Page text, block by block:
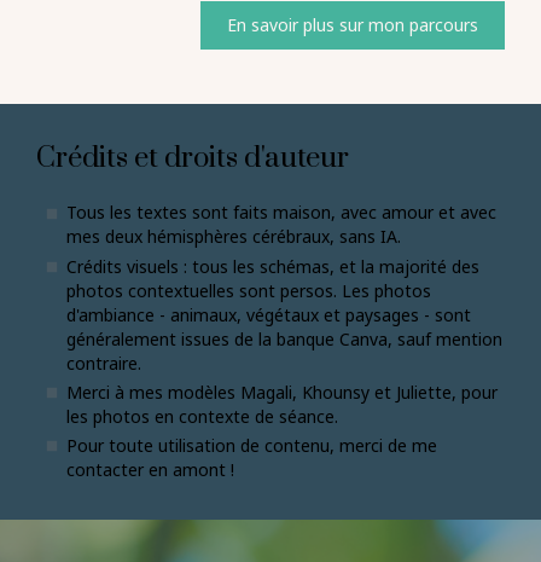
En savoir plus sur mon parcours
Crédits et droits d'auteur
Tous les textes sont faits maison, avec amour et avec
mes deux hémisphères cérébraux, sans IA.
Crédits visuels : tous les schémas, et la majorité des
photos contextuelles sont persos. Les photos
d'ambiance - animaux, végétaux et paysages - sont
généralement issues de la banque Canva, sauf mention
contraire.
Merci à mes modèles Magali, Khounsy et Juliette, pour
les photos en contexte de séance.
Pour toute utilisation de contenu, merci de me
contacter en amont !